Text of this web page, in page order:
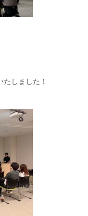
しました！